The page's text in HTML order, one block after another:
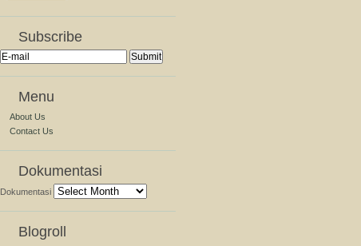
Subscribe
Menu
About Us
Contact Us
Dokumentasi
Dokumentasi
Blogroll